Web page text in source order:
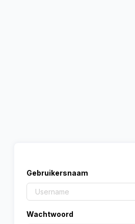
Gebruikersnaam
Wachtwoord